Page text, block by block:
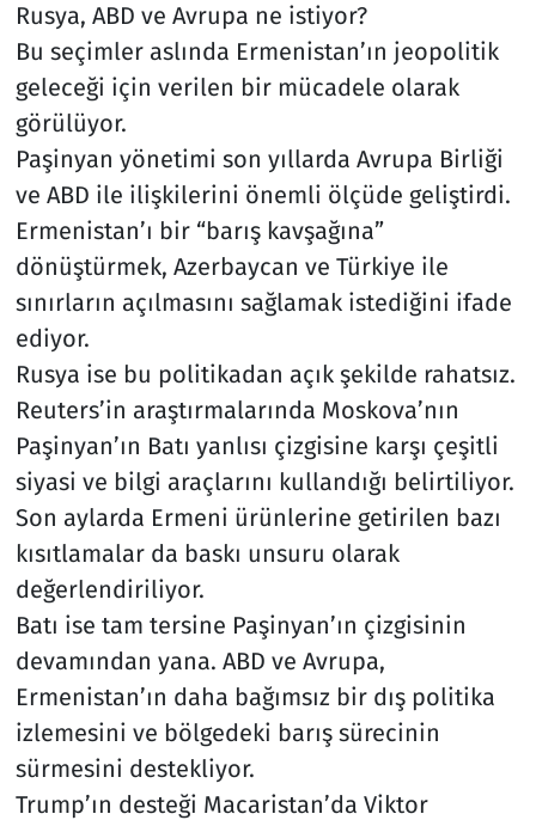
Rusya, ABD ve Avrupa ne istiyor?
Bu seçimler aslında Ermenistan’ın jeopolitik
geleceği için verilen bir mücadele olarak
görülüyor.
Paşinyan yönetimi son yıllarda Avrupa Birliği
ve ABD ile ilişkilerini önemli ölçüde geliştirdi.
Ermenistan’ı bir “barış kavşağına”
dönüştürmek, Azerbaycan ve Türkiye ile
sınırların açılmasını sağlamak istediğini ifade
ediyor.
Rusya ise bu politikadan açık şekilde rahatsız.
Reuters’in araştırmalarında Moskova’nın
Paşinyan’ın Batı yanlısı çizgisine karşı çeşitli
siyasi ve bilgi araçlarını kullandığı belirtiliyor.
Son aylarda Ermeni ürünlerine getirilen bazı
kısıtlamalar da baskı unsuru olarak
değerlendiriliyor.
Batı ise tam tersine Paşinyan’ın çizgisinin
devamından yana. ABD ve Avrupa,
Ermenistan’ın daha bağımsız bir dış politika
izlemesini ve bölgedeki barış sürecinin
sürmesini destekliyor.
Trump’ın desteği Macaristan’da Viktor